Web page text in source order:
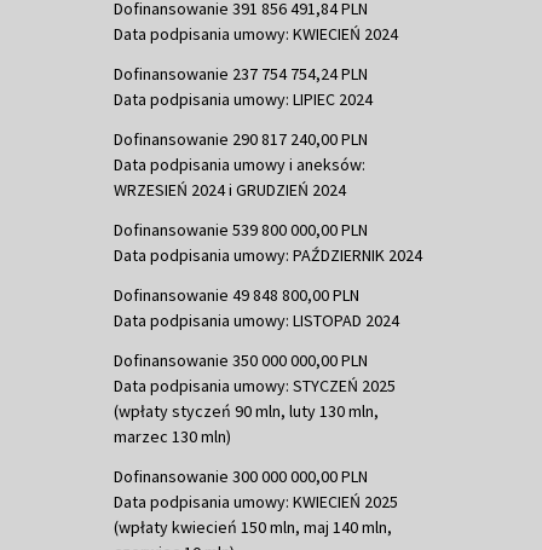
Dofinansowanie 391 856 491,84 PLN
Data podpisania umowy: KWIECIEŃ 2024
Dofinansowanie 237 754 754,24 PLN
Data podpisania umowy: LIPIEC 2024
Dofinansowanie 290 817 240,00 PLN
Data podpisania umowy i aneksów:
WRZESIEŃ 2024 i GRUDZIEŃ 2024
Dofinansowanie 539 800 000,00 PLN
Data podpisania umowy: PAŹDZIERNIK 2024
Dofinansowanie 49 848 800,00 PLN
Data podpisania umowy: LISTOPAD 2024
Dofinansowanie 350 000 000,00 PLN
Data podpisania umowy: STYCZEŃ 2025
(wpłaty styczeń 90 mln, luty 130 mln,
marzec 130 mln)
Dofinansowanie 300 000 000,00 PLN
Data podpisania umowy: KWIECIEŃ 2025
(wpłaty kwiecień 150 mln, maj 140 mln,